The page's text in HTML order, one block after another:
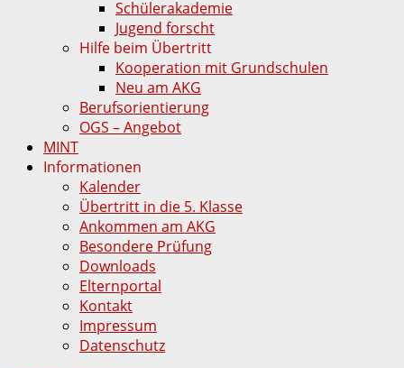
Schülerakademie
Jugend forscht
Hilfe beim Übertritt
Kooperation mit Grundschulen
Neu am AKG
Berufsorientierung
OGS – Angebot
MINT
Informationen
Kalender
Übertritt in die 5. Klasse
Ankommen am AKG
Besondere Prüfung
Downloads
Elternportal
Kontakt
Impressum
Datenschutz